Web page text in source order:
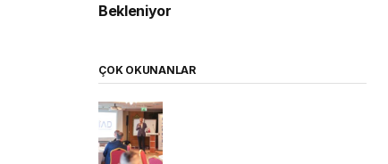
Bekleniyor
ÇOK OKUNANLAR